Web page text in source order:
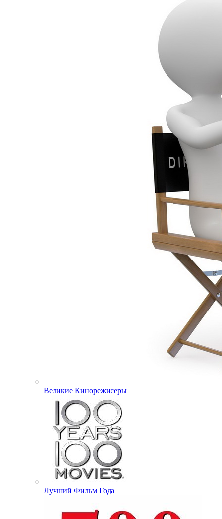
Великие Кинорежисеры
Лучший Фильм Года